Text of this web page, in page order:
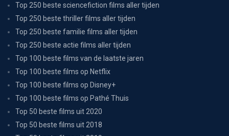
Top 250 beste sciencefiction films aller tijden
Top 250 beste thriller films aller tijden
Top 250 beste familie films aller tijden
Top 250 beste actie films aller tijden
Top 100 beste films van de laatste jaren
Top 100 beste films op Netflix
Top 100 beste films op Disney+
Top 100 beste films op Pathé Thuis
Top 50 beste films uit 2020
Top 50 beste films uit 2018